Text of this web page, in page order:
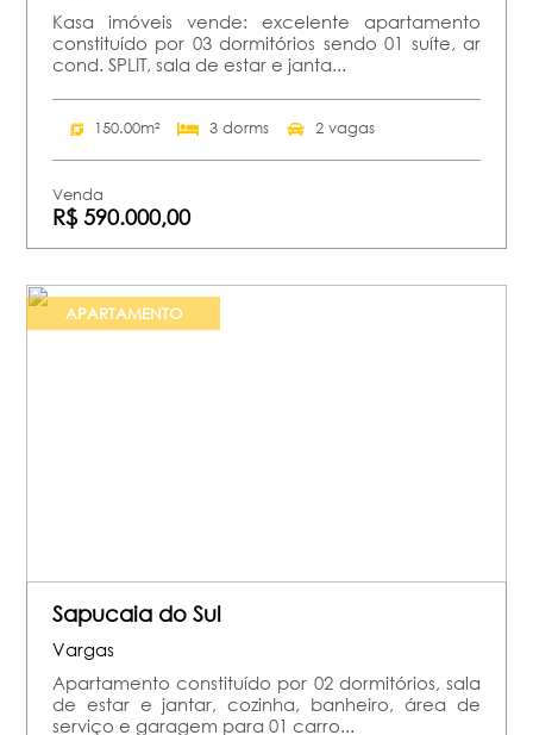
Kasa imóveis vende: excelente apartamento
constituído por 03 dormitórios sendo 01 suíte, ar
cond. SPLIT, sala de estar e janta...
150.00m² 3 dorms 2 vagas
Venda
R$ 590.000,00
APARTAMENTO
Sapucaia do Sul
Vargas
Apartamento constituído por 02 dormitórios, sala
de estar e jantar, cozinha, banheiro, área de
serviço e garagem para 01 carro...